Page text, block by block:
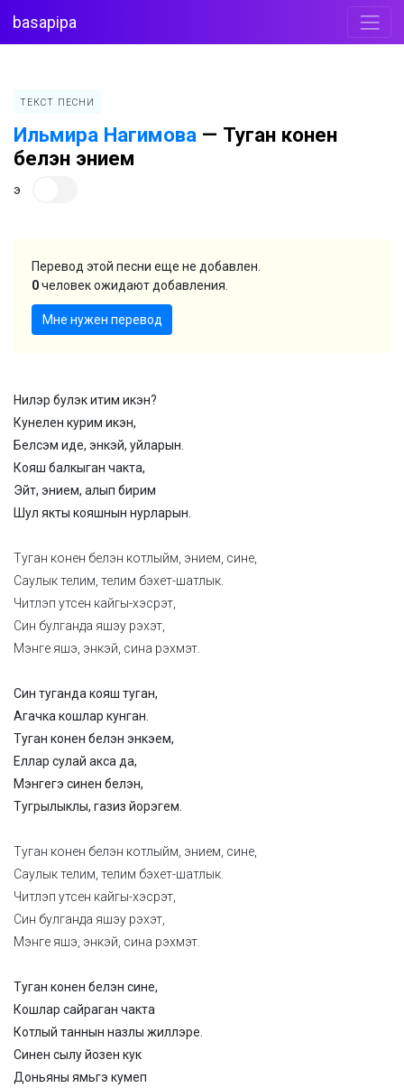
basapipa
ТЕКСТ ПЕСНИ
Ильмира Нагимова — Туган конен
белэн энием
э
Перевод этой песни еще не добавлен.
0человек ожидают добавления.
Мне нужен перевод
Нилэр булэк итим икэн?
Кунелен курим икэн,
Белсэм иде, энкэй, уйларын.
Кояш балкыган чакта,
Эйт, энием, алып бирим
Шул якты кояшнын нурларын.
Туган конен белэн котлыйм, энием, сине,
Саулык телим, телим бэхет-шатлык.
Читлэп утсен кайгы-хэсрэт,
Син булганда яшэу рэхэт,
Мэнге яшэ, энкэй, сина рэхмэт.
Син туганда кояш туган,
Агачка кошлар кунган.
Туган конен белэн энкэем,
Еллар сулай акса да,
Мэнгегэ синен белэн,
Тугрылыклы, газиз йорэгем.
Туган конен белэн котлыйм, энием, сине,
Саулык телим, телим бэхет-шатлык.
Читлэп утсен кайгы-хэсрэт,
Син булганда яшэу рэхэт,
Мэнге яшэ, энкэй, сина рэхмэт.
Туган конен белэн сине,
Кошлар сайраган чакта
Котлый таннын назлы жиллэре.
Синен сылу йозен кук
Доньяны ямьгэ кумеп